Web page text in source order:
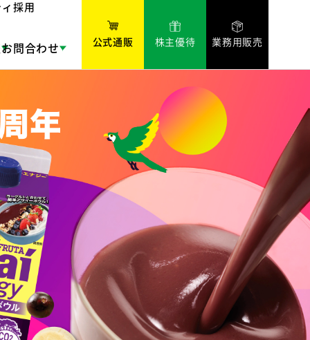
採用
アマゾンフルーツ
パートナーCAMTAとその町
アマゾンフルーツピューレ
ドラゴンフルーツ（ピ
ピタヤスムージー
IR News
財務情報 株式情報
IRお問合わせ
お問合わせ
オンラインストア
English Inquiry
公式通販 株主優待 業務用販売